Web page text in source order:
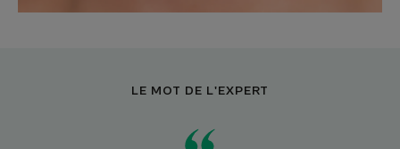
LE MOT DE L'EXPERT